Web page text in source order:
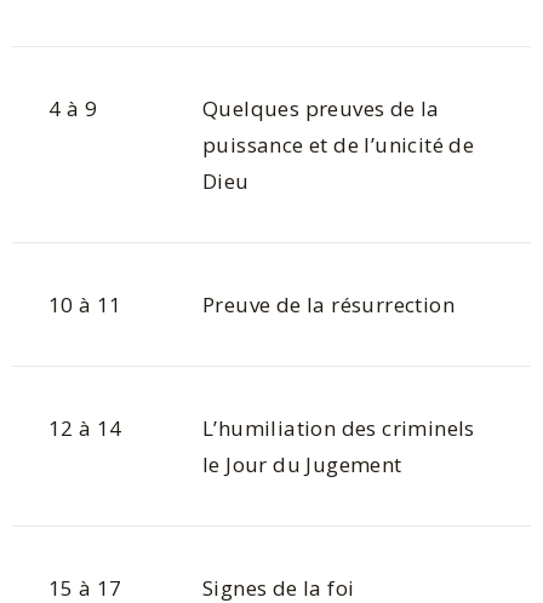
4 à 9
Quelques preuves de la
puissance et de l’unicité de
Dieu
10 à 11 Preuve de la résurrection
12 à 14
L’humiliation des criminels
le Jour du Jugement
15 à 17 Signes de la foi